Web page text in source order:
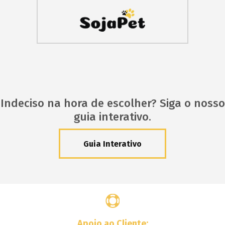
Indeciso na hora de escolher? Siga o nosso
guia interativo.
Guia Interativo